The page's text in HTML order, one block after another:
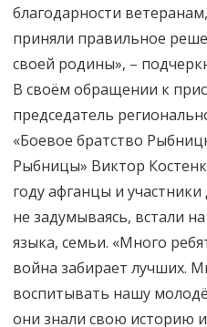
благодарности
приняли правильное
своей родины», –
В своём обращении к
председатель
«Боевое братство
Рыбницы» Виктор
году афганцы и
не задумываясь, встали
языка, семьи. «Много
война забирает лучших.
воспитывать нашу
они знали свою историю и